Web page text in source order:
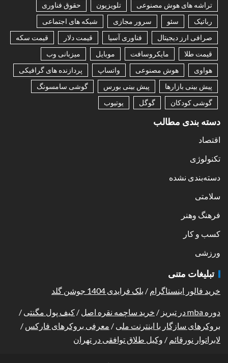
تراشه های هوش مصنوعی
تلویزیون
حقوق فناوری
رباتیک
سئو سرور مجازی
شبکه های اجتماعی
صرافی ارز دیجیتال
فناوری آسیا قیمت دلار
قیمت سکه
قیمت طلا
مایکروسافت موبایل
میزبانی وب
هواوی
هوش مصنوعی واتساپ
پردازنده های گرافیکی
پیش بینی بازارها
پیش بینی بورس
گوشی سامسونگ
گوشی کودکان
گوگل یوتیوب
دسته بندی مطالب
اقتصاد
تکنولوژی
دسته‌بندی نشده
سلامتی
فرهنگ وهنر
کسب و کار
ورزشی
تبلیغات متنی
خرید فالور اینستاگرام / بلک فرایدی 1404 جوشن گلد
دوره mba در تبریز / خرید ساچمه نقره اصل / کیف پول مگنتی /
بروکرهای سازگار با اینترنت ملی / معرفی بروکرهای فارکس /
لابراتوار نورقائم / وکیل طلاق توافقی در تهران